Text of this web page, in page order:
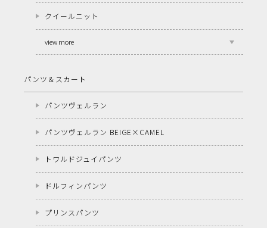
クイールニット
view more
パンツ＆スカート
パンツヴェルラン
パンツヴェルラン BEIGE×CAMEL
トワルドジュイパンツ
ドルフィンパンツ
プリンスパンツ